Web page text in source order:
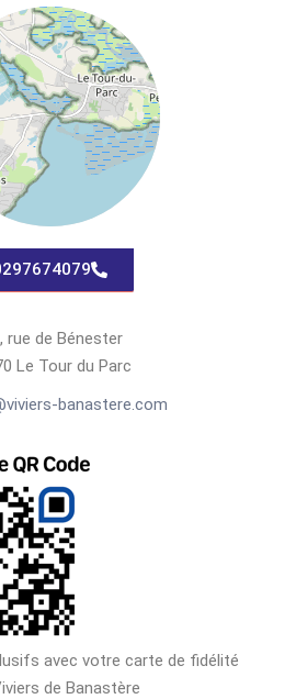
rue de Bénester
Le Tour du Parc
banastere.com
avec votre carte de fidélité
de Banastère